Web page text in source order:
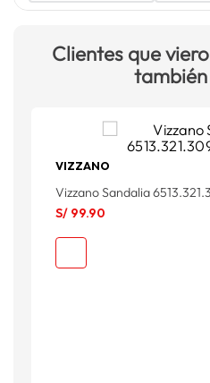
Clientes que
VIZZANO
Vizzano Sandalia
S/ 99.90